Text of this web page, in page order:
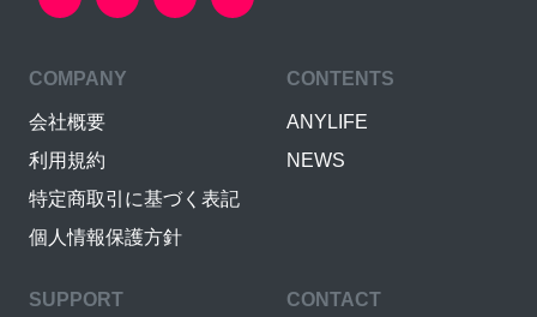
COMPANY
会社概要
利用規約
特定商取引に基づく表記
個人情報保護方針
CONTENTS
ANYLIFE
NEWS
SUPPORT CONTACT